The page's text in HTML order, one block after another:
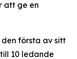
att ge en
första av sitt
10 ledande